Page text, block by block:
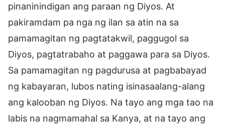
pinaninindigan ang paraan ng Diyos. At
pakiramdam pa nga ng ilan sa atin na sa
pamamagitan ng pagtatakwil, paggugol sa
Diyos, pagtatrabaho at paggawa para sa Diyos.
Sa pamamagitan ng pagdurusa at pagbabayad
ng kabayaran, lubos nating isinasaalang-alang
ang kalooban ng Diyos. Na tayo ang mga tao na
labis na nagmamahal sa Kanya, at na tayo ang